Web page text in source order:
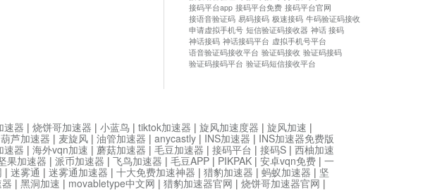
接码平台app 接码平台免费 接码平台官网
接语音验证码 易码接码 极速接码 牛码验证码接收
申请虚拟手机号 短信验证码接收器 神话 接码
神话接码 神话接码平台 虚拟手机号平台
语音验证码接收平台 验证码接收 验证码接码
验证码接码平台 验证码短信接收平台
速器 | 烧饼哥加速器 | 小蓝鸟 | tiktok加速器 | 旋风加速度器 | 旋风加速 |
葫芦加速器 | 麦旋风 | 油管加速器 | anycastly | INS加速器 | INS加速器免费版
速器 | 海外vqn加速 | 蘑菇加速器 | 毛豆加速器 | 接码平台 | 接码S | 西柚加速
果加速器 | 派币加速器 | 飞鸟加速器 | 毛豆APP | PIKPAK | 安卓vqn免费 | 一
| 迷雾通 | 迷雾通加速器 | 十大免费加速神器 | 猎豹加速器 | 蚂蚁加速器 | 坚
| 黑洞加速 | movabletype中文网 | 猎豹加速器官网 | 烧饼哥加速器官网 |